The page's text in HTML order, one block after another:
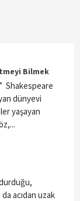
Bilmek
Shakespeare
dünyevi
yaşayan
acıdan uzak